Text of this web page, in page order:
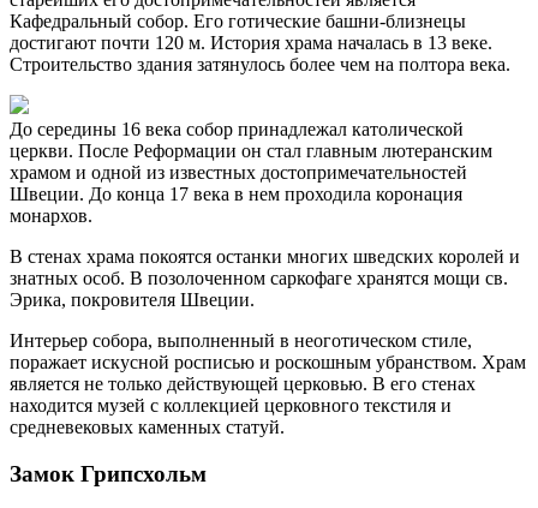
Кафедральный собор. Его готические башни-близнецы
достигают почти 120 м. История храма началась в 13 веке.
Строительство здания затянулось более чем на полтора века.
До середины 16 века собор принадлежал католической
церкви. После Реформации он стал главным лютеранским
храмом и одной из известных достопримечательностей
Швеции. До конца 17 века в нем проходила коронация
монархов.
В стенах храма покоятся останки многих шведских королей и
знатных особ. В позолоченном саркофаге хранятся мощи св.
Эрика, покровителя Швеции.
Интерьер собора, выполненный в неоготическом стиле,
поражает искусной росписью и роскошным убранством. Храм
является не только действующей церковью. В его стенах
находится музей с коллекцией церковного текстиля и
средневековых каменных статуй.
Замок Грипсхольм